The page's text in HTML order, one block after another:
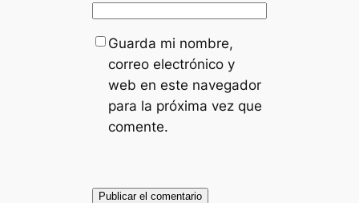
Guarda mi nombre,
correo electrónico y
web en este navegador
para la próxima vez que
comente.